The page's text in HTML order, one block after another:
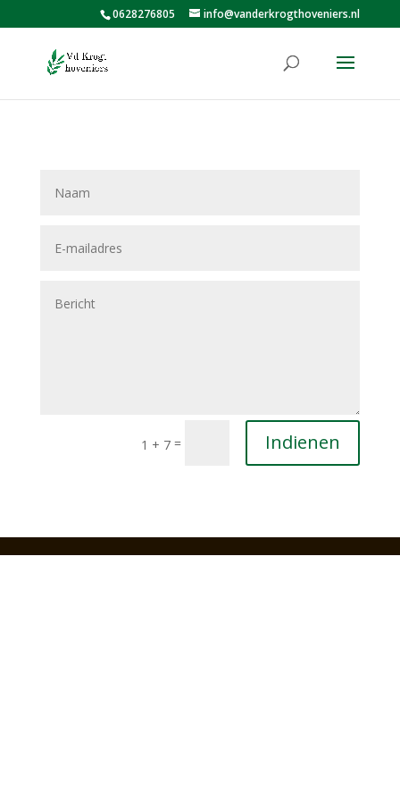
0628276805 info@vanderkrogthoveniers.nl
1 + 7 = Indienen